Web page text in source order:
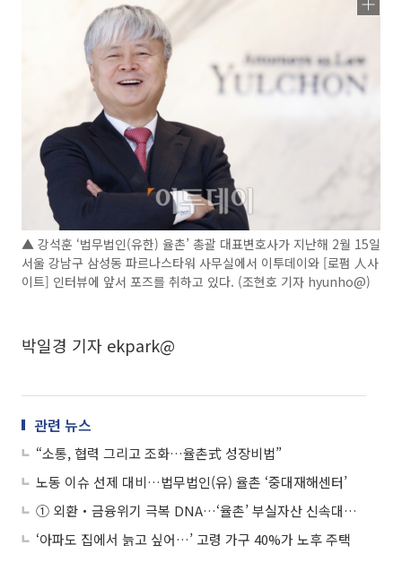
▲ 강석훈 ‘법무법인(유한) 율촌’ 총괄 대표변호사가 지난해 2월 15일
서울 강남구 삼성동 파르나스타워 사무실에서 이투데이와 [로펌 人사
이트] 인터뷰에 앞서 포즈를 취하고 있다. (조현호 기자 hyunho@)
박일경 기자 ekpark@
관련 뉴스
“소통, 협력 그리고 조화…율촌式 성장비법”
노동 이슈 선제 대비…법무법인(유) 율촌 ‘중대재해센터’
① 외환‧금융위기 극복 DNA…‘율촌’ 부실자산 신속대응TF
‘아파도 집에서 늙고 싶어…’ 고령 가구 40%가 노후 주택